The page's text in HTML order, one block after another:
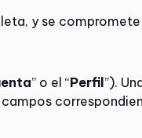
y se compromete
” o el “Perfil ”).